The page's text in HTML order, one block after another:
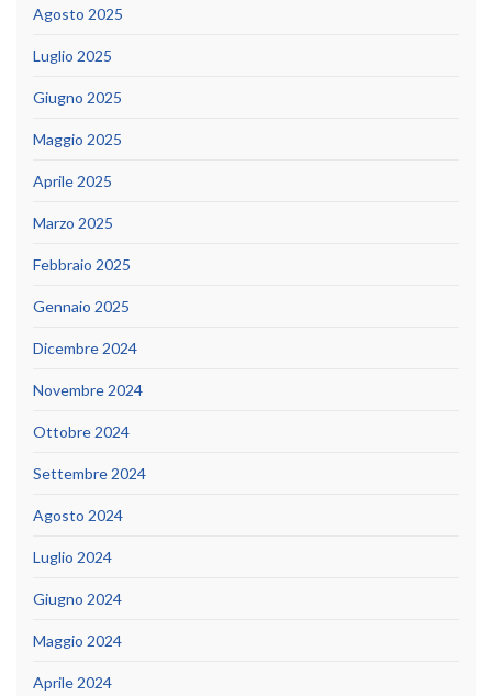
Agosto 2025
Luglio 2025
Giugno 2025
Maggio 2025
Aprile 2025
Marzo 2025
Febbraio 2025
Gennaio 2025
Dicembre 2024
Novembre 2024
Ottobre 2024
Settembre 2024
Agosto 2024
Luglio 2024
Giugno 2024
Maggio 2024
Aprile 2024